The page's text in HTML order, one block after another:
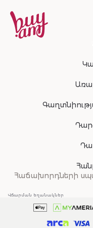
Հաճախորդների
Վճարման եղանակներ